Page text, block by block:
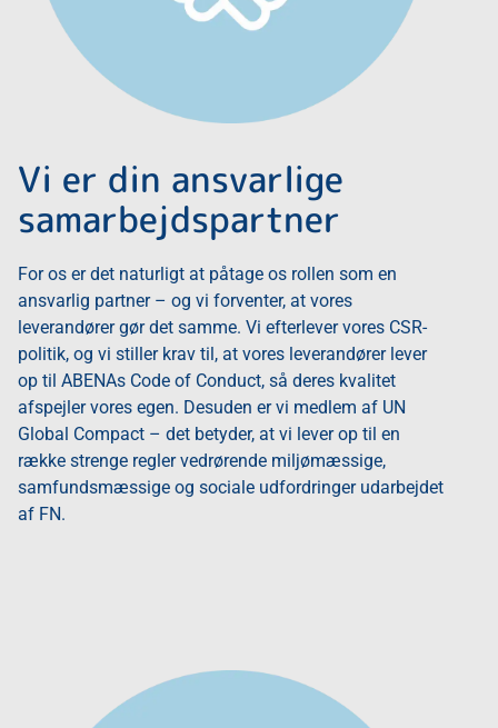
Vi er din ansvarlige
samarbejdspartner
For os er det naturligt at påtage os rollen som en
ansvarlig partner – og vi forventer, at vores
leverandører gør det samme. Vi efterlever vores CSR-
politik, og vi stiller krav til, at vores leverandører lever
op til ABENAs Code of Conduct, så deres kvalitet
afspejler vores egen. Desuden er vi medlem af UN
Global Compact – det betyder, at vi lever op til en
række strenge regler vedrørende miljømæssige,
samfundsmæssige og sociale udfordringer udarbejdet
af FN.